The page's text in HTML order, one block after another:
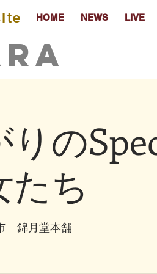
HOME NEWS LIVE
りの
たち
錦月堂本舗